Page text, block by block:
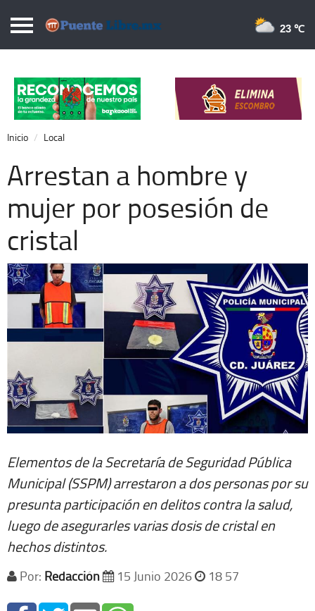
Puentelibre.mx
Local
Nacional
Opinión
Cronos
Economía
Espectáculos
Extra +
23 ℃
Inicio Local
Arrestan a hombre y
mujer por posesión de
cristal
Elementos de la Secretaría de Seguridad Pública
Municipal (SSPM) arrestaron a dos personas por su
presunta participación en delitos contra la salud,
luego de asegurarles varias dosis de cristal en
hechos distintos.
Por: Redacción 15 Junio 2026 18 57